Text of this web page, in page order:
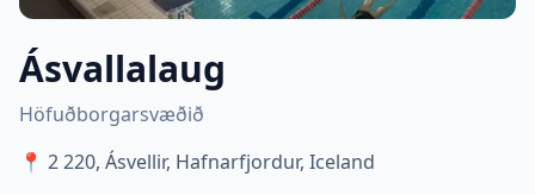
Ásvallalaug
Höfuðborgarsvæðið
📍 2 220, Ásvellir, Hafnarfjordur, Iceland